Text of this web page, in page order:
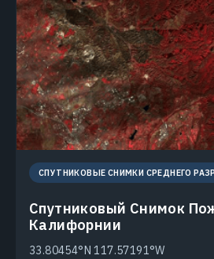
СПУТНИКОВЫЕ СНИМКИ СРЕДНЕГО
Спутниковый Снимок
Калифорнии
33.80454°N 117.57191°W